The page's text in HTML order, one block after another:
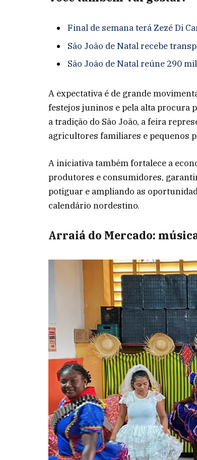
Final de semana terá Zezé Di
São João de Natal recebe
São João de Natal reúne 290
A expectativa é de grande
festejos juninos e pela alta procura
a tradição do São João, a feira
agricultores familiares e pequenos
A iniciativa também fortalece a
produtores e consumidores,
potiguar e ampliando as
calendário nordestino.
Arraiá do Mercado: